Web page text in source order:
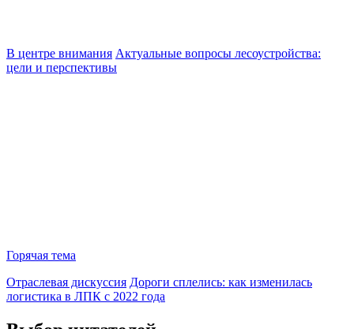
В центре внимания Актуальные вопросы лесоустройства:
цели и перспективы
Горячая тема
Отраслевая дискуссия Дороги сплелись: как изменилась
логистика в ЛПК с 2022 года